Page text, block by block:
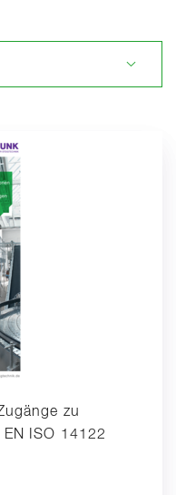
zu
ISO 14122